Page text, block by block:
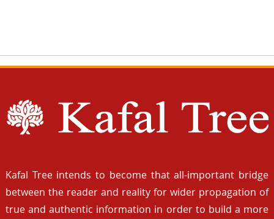
Kafal Tree intends to become that all-important bridge
between the reader and reality for wider propagation of
true and authentic information in order to build a more